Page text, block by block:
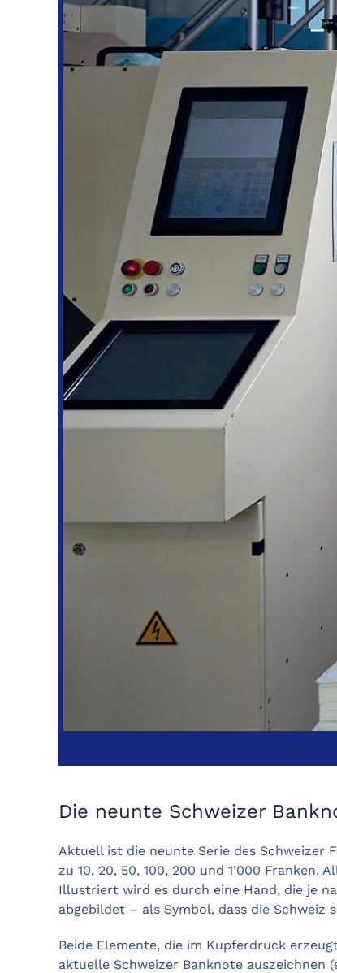
Die neunte Schweizer
Aktuell ist die neunte Serie des Schweizer
zu 10, 20, 50, 100, 200 und 1’000
Illustriert wird es durch eine Hand, die je
abgebildet – als Symbol, dass die Schweiz
Beide Elemente, die im Kupferdruck
aktuelle Schweizer Banknote auszeichnen